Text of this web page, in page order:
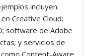
incluyen:
Creative Cloud;
software de Adobe
y servicios de
Content-Aware